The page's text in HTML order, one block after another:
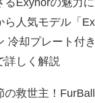
るExynorの魅力
ら人気モデル「
冷却プレート付
詳しく解説
の救世主！